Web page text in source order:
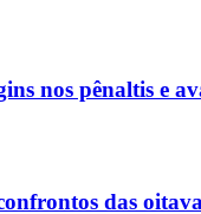
nos pênaltis e
das